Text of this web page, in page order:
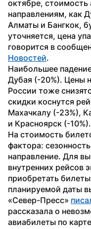
октябре, стоимость
направлениям, как
Алматы и Бангкок,
уточняется, цена
говорится в
Новостей.
Наибольшее
Дубая (-20%). Цены
России тоже
скидки коснутся
Махачкалу (-23%),
и Красноярск (-10%).
На стоимость
фактора:
направление. Для
внутренних рейсов
приобретать
планируемой даты
«Север-Пресс»
рассказала о
авиабилеты по